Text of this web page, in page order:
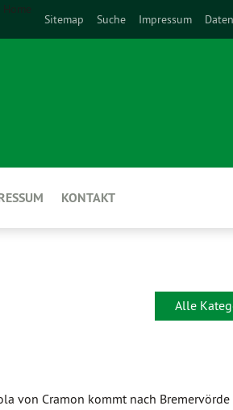
Home
Sitemap Suche Impressum
KONTAKT
Alle
von Cramon kommt nach Bremervörde